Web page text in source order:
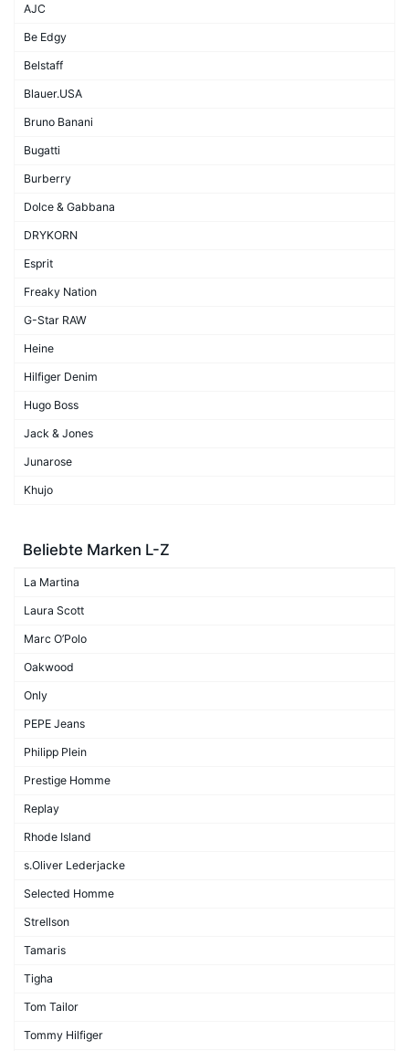
AJC
Be Edgy
Belstaff
Blauer.USA
Bruno Banani
Bugatti
Burberry
Dolce & Gabbana
DRYKORN
Esprit
Freaky Nation
G-Star RAW
Heine
Hilfiger Denim
Hugo Boss
Jack & Jones
Junarose
Khujo
Beliebte Marken L-Z
La Martina
Laura Scott
Marc O’Polo
Oakwood
Only
PEPE Jeans
Philipp Plein
Prestige Homme
Replay
Rhode Island
s.Oliver Lederjacke
Selected Homme
Strellson
Tamaris
Tigha
Tom Tailor
Tommy Hilfiger